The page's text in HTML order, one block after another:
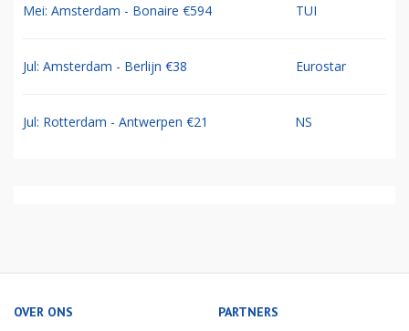
Mei: Amsterdam - Bonaire €594 TUI
Jul: Amsterdam - Berlijn €38 Eurostar
Jul: Rotterdam - Antwerpen €21 NS
OVER ONS PARTNERS